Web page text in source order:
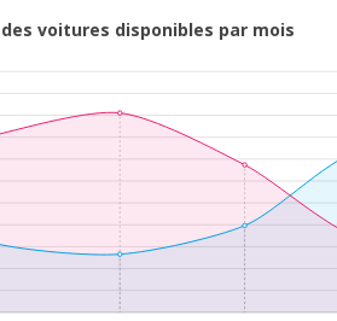
voitures disponibles par mois